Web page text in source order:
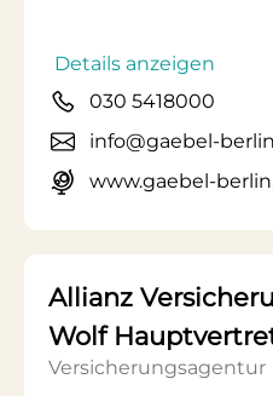
Details anzeigen
030 5418000
info@gaebel-
www.gaebel-
Allianz
Wolf
Versicherungsagentur